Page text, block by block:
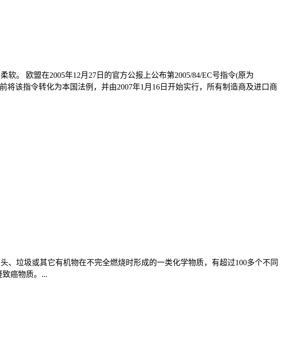
。 欧盟在2005年12月27日的官方公报上公布第2005/84/EC号指令(原为
将该指令转化为本国法例，并由2007年1月16日开始实行，所有制造商及进口商
、垃圾或其它有机物在不完全燃烧时形成的一类化学物质，有超过100多个不同
致癌物质。...